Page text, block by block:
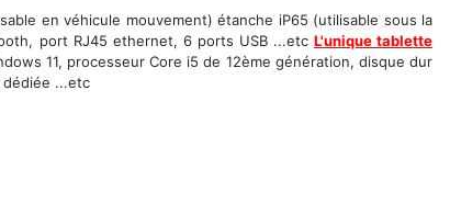
en véhicule mouvement) étanche iP65 (utilisable sous la
port RJ45 ethernet, 6 ports USB ...etc L'unique tablette
11, processeur Core i5 de 12ème génération, disque dur
dédiée ...etc